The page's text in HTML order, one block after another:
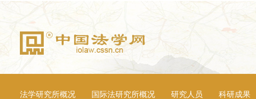
法学研究所概况 国际法研究所概况 研究人员 科研成果